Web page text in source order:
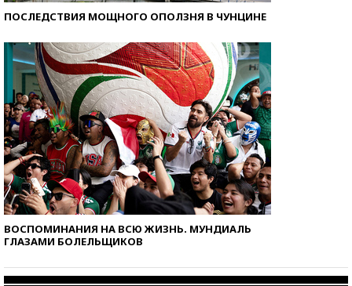
ПОСЛЕДСТВИЯ МОЩНОГО ОПОЛЗНЯ В ЧУНЦИНЕ
ВОСПОМИНАНИЯ НА ВСЮ ЖИЗНЬ. МУНДИАЛЬ
ГЛАЗАМИ БОЛЕЛЬЩИКОВ